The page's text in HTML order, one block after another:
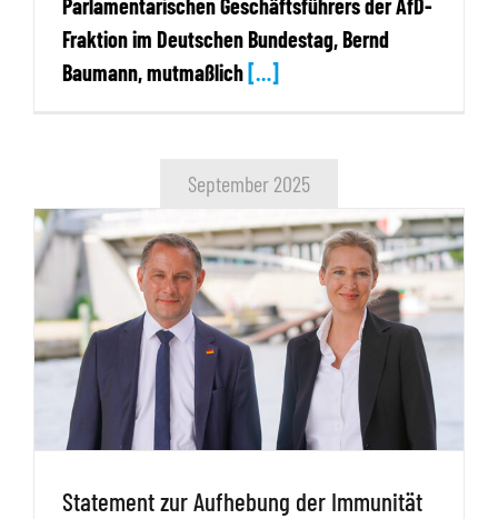
Parlamentarischen Geschäftsführers der AfD-
Fraktion im Deutschen Bundestag, Bernd
Baumann, mutmaßlich […]
September 2025
Statement zur Aufhebung der Immunität